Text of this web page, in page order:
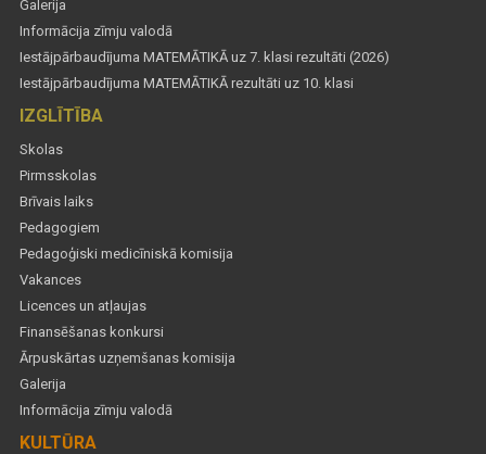
Galerija
Informācija zīmju valodā
Iestājpārbaudījuma MATEMĀTIKĀ uz 7. klasi rezultāti (2026)
Iestājpārbaudījuma MATEMĀTIKĀ rezultāti uz 10. klasi
IZGLĪTĪBA
Skolas
Pirmsskolas
Brīvais laiks
Pedagogiem
Pedagoģiski medicīniskā komisija
Vakances
Licences un atļaujas
Finansēšanas konkursi
Ārpuskārtas uzņemšanas komisija
Galerija
Informācija zīmju valodā
KULTŪRA